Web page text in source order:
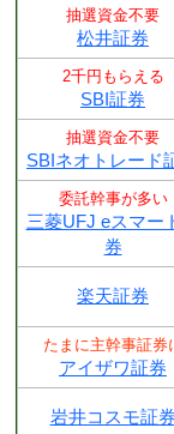
抽選資金不要
松井証券
2千円もらえる
SBI証券
抽選資金不要
SBIネオトレード
委託幹事が多い
三菱UFJ eスマー
券
楽天証券
たまに主幹事証券
アイザワ証券
岩井コスモ証券